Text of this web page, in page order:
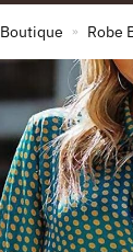
Boutique » Robe